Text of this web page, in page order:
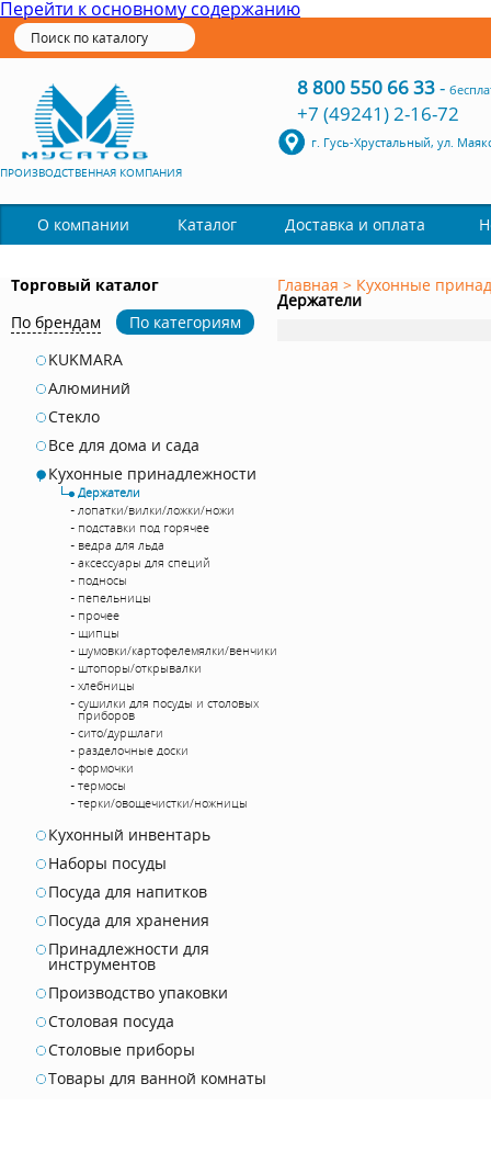
Перейти к основному содержанию
ПРОИЗВОДСТВЕННАЯ КОМПАНИЯ
8 800 550 66 33-
+7 (49241) 2-16-72
г. Гусь-Хрустальный, ул.
О компании Каталог Доставка и оплата
Торговый каталог
По брендам
По категориям
KUKMARA
Алюминий
Стекло
Все для дома и сада
Кухонные принадлежности
Держатели
лопатки/вилки/ложки/ножи
подставки под горячее
ведра для льда
аксессуары для специй
подносы
пепельницы
прочее
щипцы
шумовки/картофелемялки/венчики
штопоры/открывалки
хлебницы
сушилки для посуды и столовых
приборов
сито/дуршлаги
разделочные доски
формочки
термосы
терки/овощечистки/ножницы
Кухонный инвентарь
Наборы посуды
Посуда для напитков
Посуда для хранения
Принадлежности для
инструментов
Производство упаковки
Столовая посуда
Столовые приборы
Товары для ванной комнаты
Главная > Кухонные
Держатели